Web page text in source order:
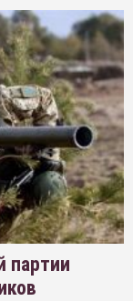
партии